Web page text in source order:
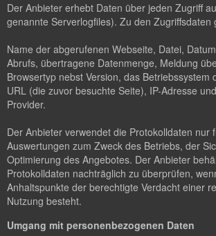
Der Anbieter erhebt Daten über jeden Zugriff
genannte Serverlogfiles). Zu den Zugriffsdaten
Name der abgerufenen Webseite, Datei,
Abrufs, übertragene Datenmenge, Meldung
Browsertyp nebst Version, das Betriebssystem
URL (die zuvor besuchte Seite), IP-Adresse
Provider.
Der Anbieter verwendet die Protokolldaten nur
Auswertungen zum Zweck des Betriebs, der
Optimierung des Angebotes. Der Anbieter
Protokolldaten nachträglich zu überprüfen,
Anhaltspunkte der berechtigte Verdacht einer
Nutzung besteht.
Umgang mit personenbezogenen Daten